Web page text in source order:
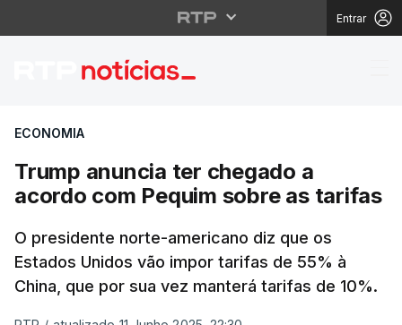
Entrar
Trump anuncia ter
ECONOMIA
Trump anuncia ter chegado a
acordo com Pequim sobre as tarifas
O presidente norte-americano diz que os
Estados Unidos vão impor tarifas de 55% à
China, que por sua vez manterá tarifas de 10%.